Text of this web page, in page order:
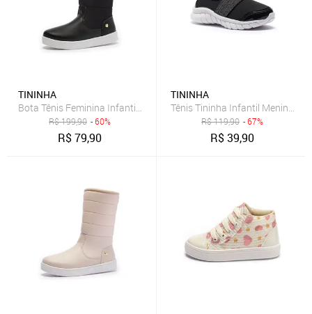
TININHA
Bota Tênis Feminina Infantil Tininha Menina Bordado Preto
R$199,90 - 60%
R$79,90
TININHA
Tênis Tininha Infantil Menina
R$119,90 - 67%
R$39,90